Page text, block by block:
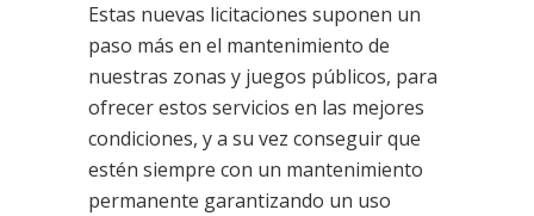
Estas nuevas licitaciones suponen un
paso más en el mantenimiento de
nuestras zonas y juegos públicos, para
ofrecer estos servicios en las mejores
condiciones, y a su vez conseguir que
estén siempre con un mantenimiento
permanente garantizando un uso